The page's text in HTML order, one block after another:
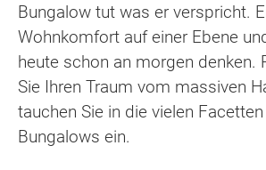
Bungalow tut was er verspricht.
Wohnkomfort auf einer Ebene
heute schon an morgen denken.
Sie Ihren Traum vom massiven
tauchen Sie in die vielen
Bungalows ein.